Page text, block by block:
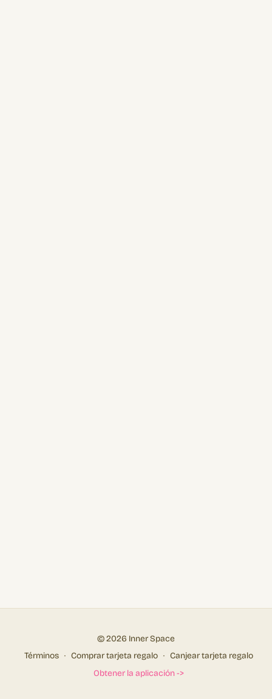
© 2026 Inner Space
Términos ∙ Comprar tarjeta regalo ∙ Canjear tarjeta regalo
Obtener la aplicación ->